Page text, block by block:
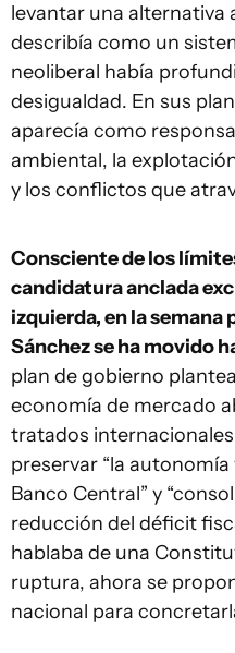
levantar una alternativa
describía como un
neoliberal había
desigualdad. En sus
aparecía como
ambiental, la
y los conflictos que
Consciente de los
candidatura anclada
izquierda, en la semana
Sánchez se ha movido
plan de gobierno
economía de mercado
tratados
preservar “la
Banco Central” y
reducción del déficit
hablaba de una
ruptura, ahora se
nacional para